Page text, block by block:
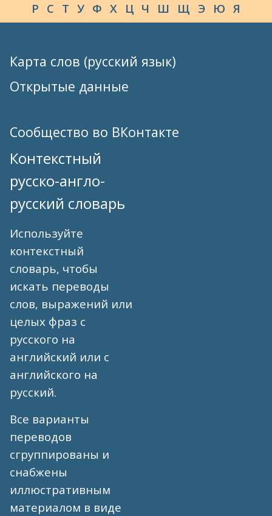
Р С Т У Ф Х Ц Ч Ш Щ Э Ю Я
Карта слов (русский язык)
Открытые данные
Сообщество во ВКонтакте
Контекстный
русско-англо-
русский словарь
Используйте
контекстный
словарь, чтобы
искать переводы
слов, выражений или
целых фраз с
русского на
английский или с
английского на
русский.
Все варианты
переводов
сгруппированы и
снабжены
иллюстративным
материалом в виде